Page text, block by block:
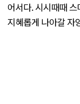
어서다. 시시때때
지혜롭게 나아갈 자